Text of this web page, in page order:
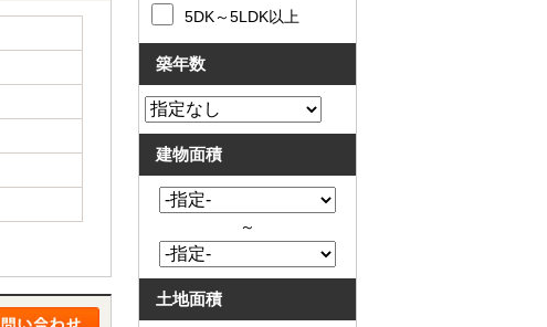
5DK～5LDK以上
築年数
建物面積
～
土地面積